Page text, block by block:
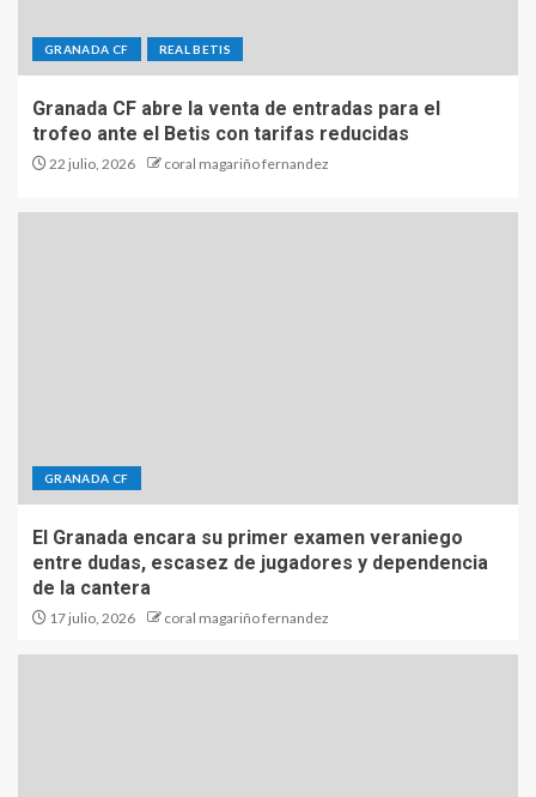
GRANADA CF REAL BETIS
Granada CF abre la venta de entradas para el
trofeo ante el Betis con tarifas reducidas
22 julio, 2026 coral magariño fernandez
GRANADA CF
El Granada encara su primer examen veraniego
entre dudas, escasez de jugadores y dependencia
de la cantera
17 julio, 2026 coral magariño fernandez